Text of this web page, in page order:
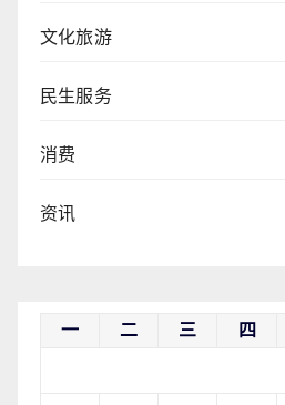
文化旅游
民生服务
消费
资讯
一 二 三 四